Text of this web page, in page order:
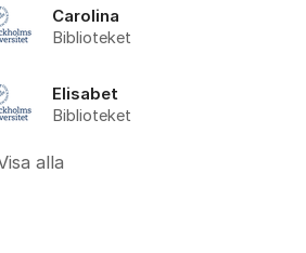
Carolina
Biblioteket
Elisabet
Biblioteket
alla